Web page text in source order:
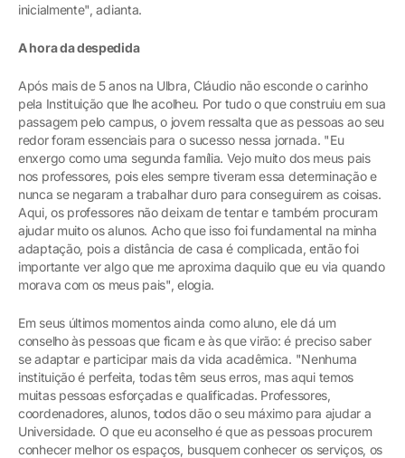
inicialmente", adianta.
A hora da despedida
Após mais de 5 anos na Ulbra, Cláudio não esconde o carinho
pela Instituição que lhe acolheu. Por tudo o que construiu em sua
passagem pelo campus, o jovem ressalta que as pessoas ao seu
redor foram essenciais para o sucesso nessa jornada. "Eu
enxergo como uma segunda família. Vejo muito dos meus pais
nos professores, pois eles sempre tiveram essa determinação e
nunca se negaram a trabalhar duro para conseguirem as coisas.
Aqui, os professores não deixam de tentar e também procuram
ajudar muito os alunos. Acho que isso foi fundamental na minha
adaptação, pois a distância de casa é complicada, então foi
importante ver algo que me aproxima daquilo que eu via quando
morava com os meus pais", elogia.
Em seus últimos momentos ainda como aluno, ele dá um
conselho às pessoas que ficam e às que virão: é preciso saber
se adaptar e participar mais da vida acadêmica. "Nenhuma
instituição é perfeita, todas têm seus erros, mas aqui temos
muitas pessoas esforçadas e qualificadas. Professores,
coordenadores, alunos, todos dão o seu máximo para ajudar a
Universidade. O que eu aconselho é que as pessoas procurem
conhecer melhor os espaços, busquem conhecer os serviços, os